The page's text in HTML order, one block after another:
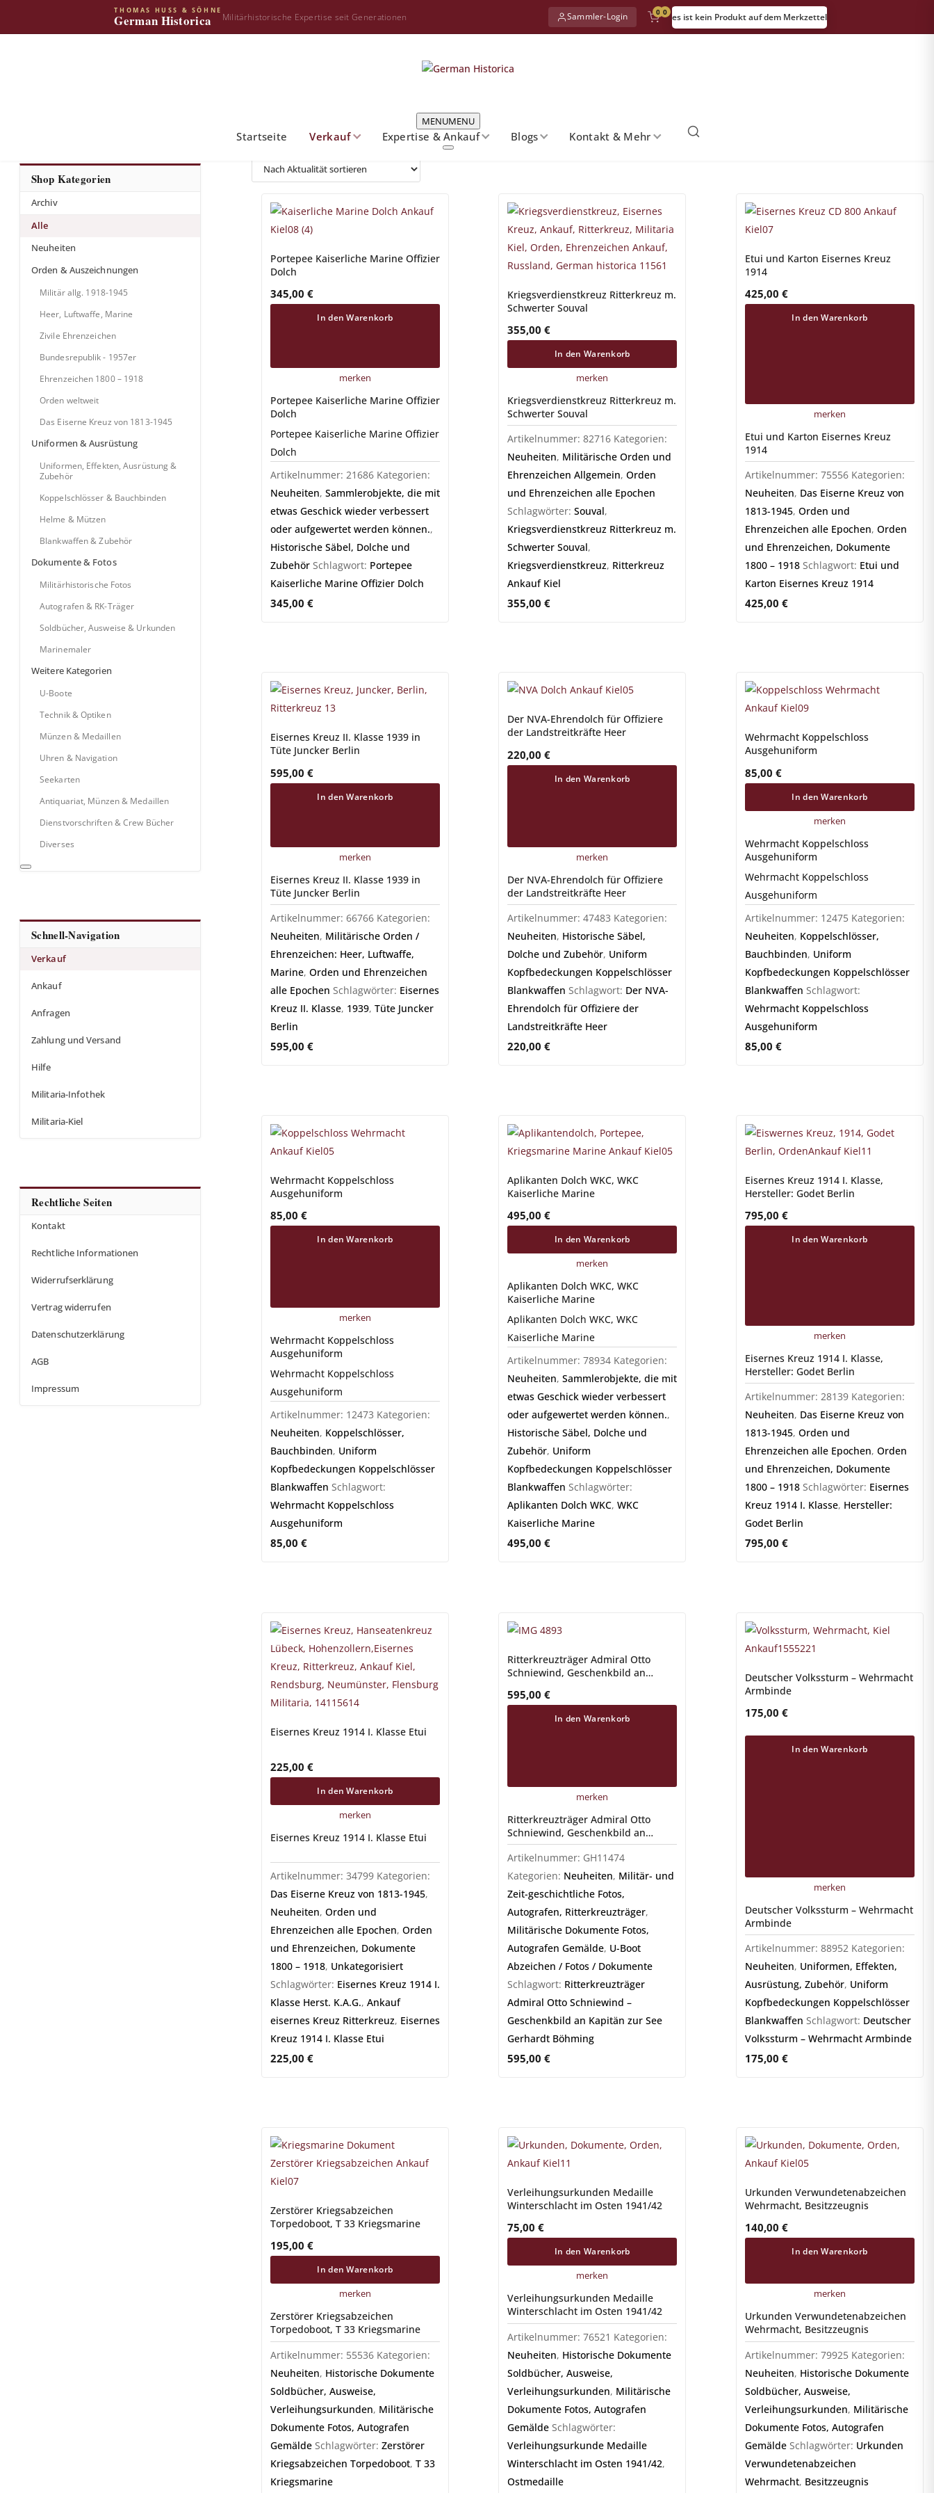
THOMAS HUSS & SÖHNE
German Historica Militärhistorische Expertise seit Generationen Sammler-Login 0 0 es ist kein Produkt auf dem Merkzettel
MENUMENU
Startseite Verkauf
Artikel
1945
Marine
– 1918
von 1813-1945
Ausrüstung & Zubehör
Fotos
Träger
& Medaillen
Expertise & Ankauf Blogs Kontakt & Mehr
Shop Kategorien
Archiv
Alle
Neuheiten
Orden & Auszeichnungen
Militär allg. 1918-1945
Heer, Luftwaffe, Marine
Zivile Ehrenzeichen
Bundesrepublik - 1957er
Ehrenzeichen 1800 – 1918
Orden weltweit
Das Eiserne Kreuz von 1813-1945
Uniformen & Ausrüstung
Uniformen, Effekten, Ausrüstung &
Zubehör
Koppelschlösser & Bauchbinden
Helme & Mützen
Blankwaffen & Zubehör
Dokumente & Fotos
Militärhistorische Fotos
Autografen & RK-Träger
Soldbücher, Ausweise & Urkunden
Marinemaler
Weitere Kategorien
U-Boote
Technik & Optiken
Münzen & Medaillen
Uhren & Navigation
Seekarten
Antiquariat, Münzen & Medaillen
Dienstvorschriften & Crew Bücher
Diverses
Schnell-Navigation
Verkauf
Ankauf
Anfragen
Zahlung und Versand
Hilfe
Militaria-Infothek
Militaria-Kiel
Rechtliche Seiten
Kontakt
Rechtliche Informationen
Widerrufserklärung
Vertrag widerrufen
Datenschutzerklärung
AGB
Impressum
Portepee Kaiserliche Marine Offizier
Dolch
345,00 €
In den Warenkorb
merken
Portepee Kaiserliche Marine Offizier
Dolch
Portepee Kaiserliche Marine Offizier
Dolch
Artikelnummer: 21686 Kategorien:
Neuheiten, Sammlerobjekte, die mit
etwas Geschick wieder verbessert
oder aufgewertet werden können.,
Historische Säbel, Dolche und
Zubehör Schlagwort: Portepee
Kaiserliche Marine Offizier Dolch
345,00 €
Kriegsverdienstkreuz Ritterkreuz m.
Schwerter Souval
355,00€
In den Warenkorb
merken
Kriegsverdienstkreuz Ritterkreuz m.
Schwerter Souval
Artikelnummer:82716 Kategorien:
Neuheiten, Militärische Orden und
Ehrenzeichen Allgemein,Orden
und Ehrenzeichen alle Epochen
Schlagwörter:Souval,
Kriegsverdienstkreuz Ritterkreuz m.
Schwerter Souval,
Kriegsverdienstkreuz, Ritterkreuz
Ankauf Kiel
355,00€
Etui und Karton Eisernes Kreuz
1914
425,00 €
In den Warenkorb
merken
Etui und Karton Eisernes Kreuz
1914
Artikelnummer: 75556 Kategorien:
Neuheiten, Das Eiserne Kreuz von
1813-1945, Orden und
Ehrenzeichen alle Epochen, Orden
und Ehrenzeichen, Dokumente
1800 – 1918 Schlagwort: Etui und
Karton Eisernes Kreuz 1914
425,00 €
Eisernes Kreuz II. Klasse 1939 in
Tüte Juncker Berlin
595,00 €
In den Warenkorb
merken
Eisernes Kreuz II. Klasse 1939 in
Tüte Juncker Berlin
Artikelnummer: 66766 Kategorien:
Neuheiten, Militärische Orden /
Ehrenzeichen: Heer, Luftwaffe,
Marine, Orden und Ehrenzeichen
alle Epochen Schlagwörter: Eisernes
Kreuz II. Klasse, 1939, Tüte Juncker
Berlin
595,00 €
Der NVA-Ehrendolch für Offiziere
der Landstreitkräfte Heer
220,00€
In den Warenkorb
merken
Der NVA-Ehrendolch für Offiziere
der Landstreitkräfte Heer
Artikelnummer:47483 Kategorien:
Neuheiten, Historische Säbel,
Dolche und Zubehör, Uniform
Kopfbedeckungen Koppelschlösser
Blankwaffen Schlagwort: Der NVA-
Ehrendolch für Offiziere der
Landstreitkräfte Heer
220,00€
Wehrmacht Koppelschloss
Ausgehuniform
85,00 €
In den Warenkorb
merken
Wehrmacht Koppelschloss
Ausgehuniform
Wehrmacht Koppelschloss
Ausgehuniform
Artikelnummer: 12475 Kategorien:
Neuheiten, Koppelschlösser,
Bauchbinden, Uniform
Kopfbedeckungen Koppelschlösser
Blankwaffen Schlagwort:
Wehrmacht Koppelschloss
Ausgehuniform
85,00 €
Wehrmacht Koppelschloss
Ausgehuniform
85,00 €
In den Warenkorb
merken
Wehrmacht Koppelschloss
Ausgehuniform
Wehrmacht Koppelschloss
Ausgehuniform
Artikelnummer: 12473 Kategorien:
Neuheiten, Koppelschlösser,
Bauchbinden, Uniform
Kopfbedeckungen Koppelschlösser
Blankwaffen Schlagwort:
Wehrmacht Koppelschloss
Ausgehuniform
85,00 €
Aplikanten Dolch WKC, WKC
Kaiserliche Marine
495,00€
In den Warenkorb
merken
Aplikanten Dolch WKC, WKC
Kaiserliche Marine
Aplikanten Dolch WKC, WKC
Kaiserliche Marine
Artikelnummer:78934 Kategorien:
Neuheiten,Sammlerobjekte, die mit
etwas Geschick wieder verbessert
oder aufgewertet werden können.,
Historische Säbel, Dolche und
Zubehör, Uniform
Kopfbedeckungen Koppelschlösser
Blankwaffen Schlagwörter:
Aplikanten Dolch WKC,WKC
Kaiserliche Marine
495,00€
Eisernes Kreuz 1914 I. Klasse,
Hersteller: Godet Berlin
795,00 €
In den Warenkorb
merken
Eisernes Kreuz 1914 I. Klasse,
Hersteller: Godet Berlin
Artikelnummer: 28139 Kategorien:
Neuheiten, Das Eiserne Kreuz von
1813-1945, Orden und
Ehrenzeichen alle Epochen, Orden
und Ehrenzeichen, Dokumente
1800 – 1918 Schlagwörter: Eisernes
Kreuz 1914 I. Klasse, Hersteller:
Godet Berlin
795,00 €
Eisernes Kreuz 1914 I. Klasse Etui
225,00 €
In den Warenkorb
merken
Eisernes Kreuz 1914 I. Klasse Etui
Artikelnummer: 34799 Kategorien:
Das Eiserne Kreuz von 1813-1945,
Neuheiten, Orden und
Ehrenzeichen alle Epochen, Orden
und Ehrenzeichen, Dokumente
1800 – 1918, Unkategorisiert
Schlagwörter: Eisernes Kreuz 1914 I.
Klasse Herst. K.A.G., Ankauf
eisernes Kreuz Ritterkreuz, Eisernes
Kreuz 1914 I. Klasse Etui
225,00 €
Ritterkreuzträger Admiral Otto
Schniewind, Geschenkbild an
595,00€
In den Warenkorb
merken
Ritterkreuzträger Admiral Otto
Schniewind, Geschenkbild an
Kapitän zur See Gerhardt Böhming
Artikelnummer: GH11474
Kategorien: Neuheiten, Militär- und
Zeit-geschichtliche Fotos,
Autografen, Ritterkreuzträger,
Militärische Dokumente Fotos,
Autografen Gemälde, U-Boot
Abzeichen / Fotos / Dokumente
Schlagwort: Ritterkreuzträger
Admiral Otto Schniewind –
Geschenkbild an Kapitän zur See
Gerhardt Böhming
595,00€
Deutscher Volkssturm – Wehrmacht
Armbinde
175,00 €
In den Warenkorb
merken
Deutscher Volkssturm – Wehrmacht
Armbinde
Artikelnummer: 88952 Kategorien:
Neuheiten, Uniformen, Effekten,
Ausrüstung, Zubehör, Uniform
Kopfbedeckungen Koppelschlösser
Blankwaffen Schlagwort: Deutscher
Volkssturm – Wehrmacht Armbinde
175,00 €
Zerstörer Kriegsabzeichen
Torpedoboot, T 33 Kriegsmarine
195,00 €
In den Warenkorb
merken
Zerstörer Kriegsabzeichen
Torpedoboot, T 33 Kriegsmarine
Artikelnummer: 55536 Kategorien:
Neuheiten, Historische Dokumente
Soldbücher, Ausweise,
Verleihungsurkunden, Militärische
Dokumente Fotos, Autografen
Gemälde Schlagwörter: Zerstörer
Kriegsabzeichen Torpedoboot, T 33
Kriegsmarine
Verleihungsurkunden Medaille
Winterschlacht im Osten 1941/42
75,00€
In den Warenkorb
merken
Verleihungsurkunden Medaille
Winterschlacht im Osten 1941/42
Artikelnummer:76521 Kategorien:
Neuheiten, Historische Dokumente
Soldbücher, Ausweise,
Verleihungsurkunden, Militärische
Dokumente Fotos, Autografen
Gemälde Schlagwörter:
Verleihungsurkunde Medaille
Winterschlacht im Osten 1941/42,
Ostmedaille
Urkunden Verwundetenabzeichen
Wehrmacht, Besitzzeugnis
140,00 €
In den Warenkorb
merken
Urkunden Verwundetenabzeichen
Wehrmacht, Besitzzeugnis
Artikelnummer: 79925 Kategorien:
Neuheiten, Historische Dokumente
Soldbücher, Ausweise,
Verleihungsurkunden, Militärische
Dokumente Fotos, Autografen
Gemälde Schlagwörter: Urkunden
Verwundetenabzeichen
Wehrmacht, Besitzzeugnis